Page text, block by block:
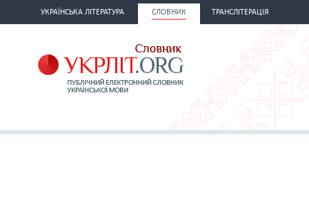
УКРАЇНСЬКА ЛІТЕРАТУРА СЛОВНИК ТРАНСЛІТЕРАЦІЯ